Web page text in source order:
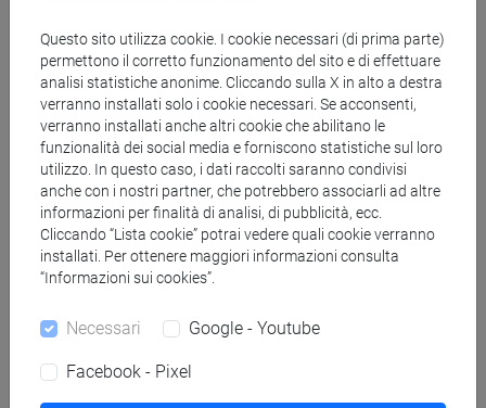
Corsi di studio e percorsi
[FT3] LETTERE - Laurea
scienze dell'antichità/scienze del testo letterario e
della comunicazione
Insegnamenti mutuati
LETTERATURA LATINA [FT0438]
CLASSICA [FT0486]
TARDOANTICA [FT0485]
Questo sito utilizza cookie. I cookie necessari (di prima parte)
permettono il corretto funzionamento del sito e di effettuare
analisi statistiche anonime. Cliccando sulla X in alto a destra
verranno installati solo i cookie necessari. Se acconsenti,
verranno installati anche altri cookie che abilitano le
funzionalità dei social media e forniscono statistiche sul loro
utilizzo. In questo caso, i dati raccolti saranno condivisi
anche con i nostri partner, che potrebbero associarli ad altre
informazioni per finalità di analisi, di pubblicità, ecc.
Cliccando “Lista cookie” potrai vedere quali cookie verranno
installati. Per ottenere maggiori informazioni consulta
“Informazioni sui cookies”.
Necessari Google - Youtube
Facebook - Pixel